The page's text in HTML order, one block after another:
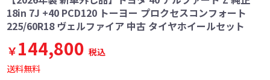
18in 7J +40 PCD120 トーヨー プロクセスコンフォート
225/60R18 ヴェルファイア 中古 タイヤホイールセット
￥144,800 税込
送料無料